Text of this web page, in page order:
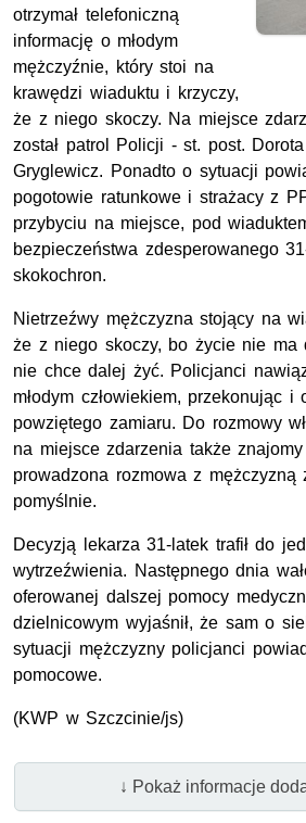
otrzymał telefoniczną
informację o młodym
mężczyźnie, który stoi na
krawędzi wiaduktu i krzyczy,
że z niego skoczy. Na miejsce
został patrol Policji - st. post.
Gryglewicz. Ponadto o sytuacji
pogotowie ratunkowe i strażacy z
przybyciu na miejsce, pod
bezpieczeństwa zdesperowanego
skokochron.
Nietrzeźwy mężczyzna stojący na
że z niego skoczy, bo życie nie ma
nie chce dalej żyć. Policjanci
młodym człowiekiem, przekonując i
powziętego zamiaru. Do rozmowy
na miejsce zdarzenia także
prowadzona rozmowa z mężczyzną
pomyślnie.
Decyzją lekarza 31-latek trafił do
wytrzeźwienia. Następnego dnia
oferowanej dalszej pomocy
dzielnicowym wyjaśnił, że sam o
sytuacji mężczyzny policjanci
pomocowe.
(KWP w Szczcinie/js)
↓ Pokaż informacje